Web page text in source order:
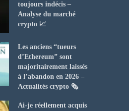
toujours indécis –
Analyse du marché
crypto 📈
Les anciens “tueurs
d’Ethereum” sont
majoritairement laissés
à l’abandon en 2026 –
Actualités crypto 🗞️
Ai-je réellement acquis